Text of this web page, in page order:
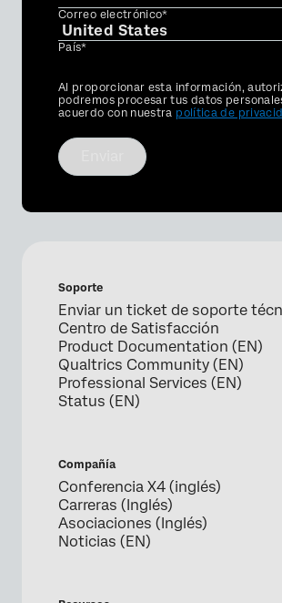
Correo electrónico*
País*
Privacy
Optin
Al proporcionar esta información,
podremos procesar tus datos
acuerdo con nuestra política de
Soporte
Enviar un ticket de soporte
Centro de Satisfacción
Product Documentation (EN)
Qualtrics Community (EN)
Professional Services (EN)
Status (EN)
Compañía
Conferencia X4 (inglés)
Carreras (Inglés)
Asociaciones (Inglés)
Noticias (EN)